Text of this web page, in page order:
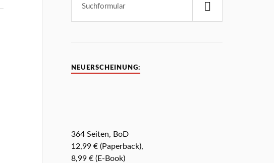
NEUERSCHEINUNG:
364 Seiten, BoD
12,99 € (Paperback),
8,99 € (E-Book)